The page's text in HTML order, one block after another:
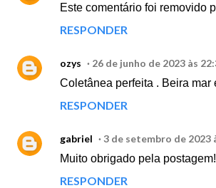
Este comentário foi removido
RESPONDER
ozys
26 de junho de 2023 às
Coletânea perfeita . Beira mar
RESPONDER
gabriel
3 de setembro de 2023
Muito obrigado pela postagem!
RESPONDER